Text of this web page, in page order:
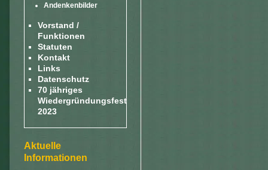
Andenkenbilder
Vorstand /
Funktionen
Statuten
Kontakt
Links
Datenschutz
70 jähriges
Wiedergründungsfest
2023
Aktuelle
Informationen